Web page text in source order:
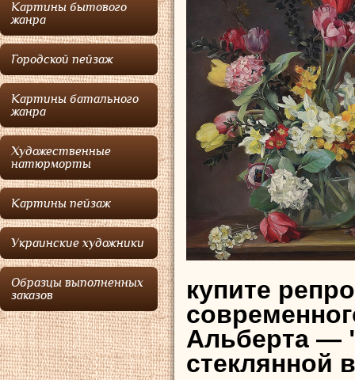
Картины бытового
жанра
Городской пейзаж
Картины батального
жанра
Художественные
натюрморты
Картины пейзаж
Украинские художники
Образцы выполненных
заказов
купите
Альберта —
стеклянной